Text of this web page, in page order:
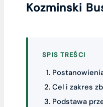
Kozminski
SPIS TREŚCI
Cel i zakres
Podstawa